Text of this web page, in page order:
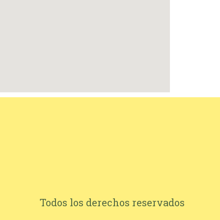
Todos los derechos reservados